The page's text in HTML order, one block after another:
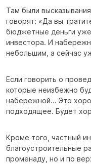
Там были
говорят: «Да вы
бюджетные деньги уже
инвестора. И
небольшим, а сейчас
Если говорить о
которые неизбежно
набережной... Это
подходящее. Будет
Кроме того, частный
благоустроительные
променаду, но и по